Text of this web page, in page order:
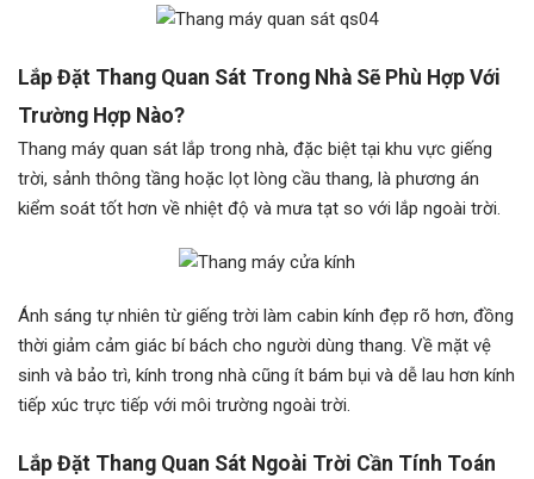
Lắp Đặt Thang Quan Sát Trong Nhà Sẽ Phù Hợp Với
Trường Hợp Nào?
Thang máy quan sát lắp trong nhà, đặc biệt tại khu vực giếng
trời, sảnh thông tầng hoặc lọt lòng cầu thang, là phương án
kiểm soát tốt hơn về nhiệt độ và mưa tạt so với lắp ngoài trời.
Ánh sáng tự nhiên từ giếng trời làm cabin kính đẹp rõ hơn, đồng
thời giảm cảm giác bí bách cho người dùng thang. Về mặt vệ
sinh và bảo trì, kính trong nhà cũng ít bám bụi và dễ lau hơn kính
tiếp xúc trực tiếp với môi trường ngoài trời.
Lắp Đặt Thang Quan Sát Ngoài Trời Cần Tính Toán